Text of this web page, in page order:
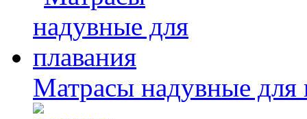
Матрасы надувные для